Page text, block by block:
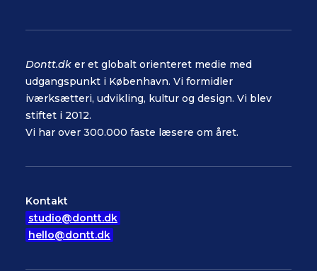
Dontt.dk er et globalt orienteret medie med
udgangspunkt i København. Vi formidler
iværksætteri, udvikling, kultur og design. Vi blev
stiftet i 2012.
Vi har over 300.000 faste læsere om året.
Kontakt
studio@dontt.dk
hello@dontt.dk